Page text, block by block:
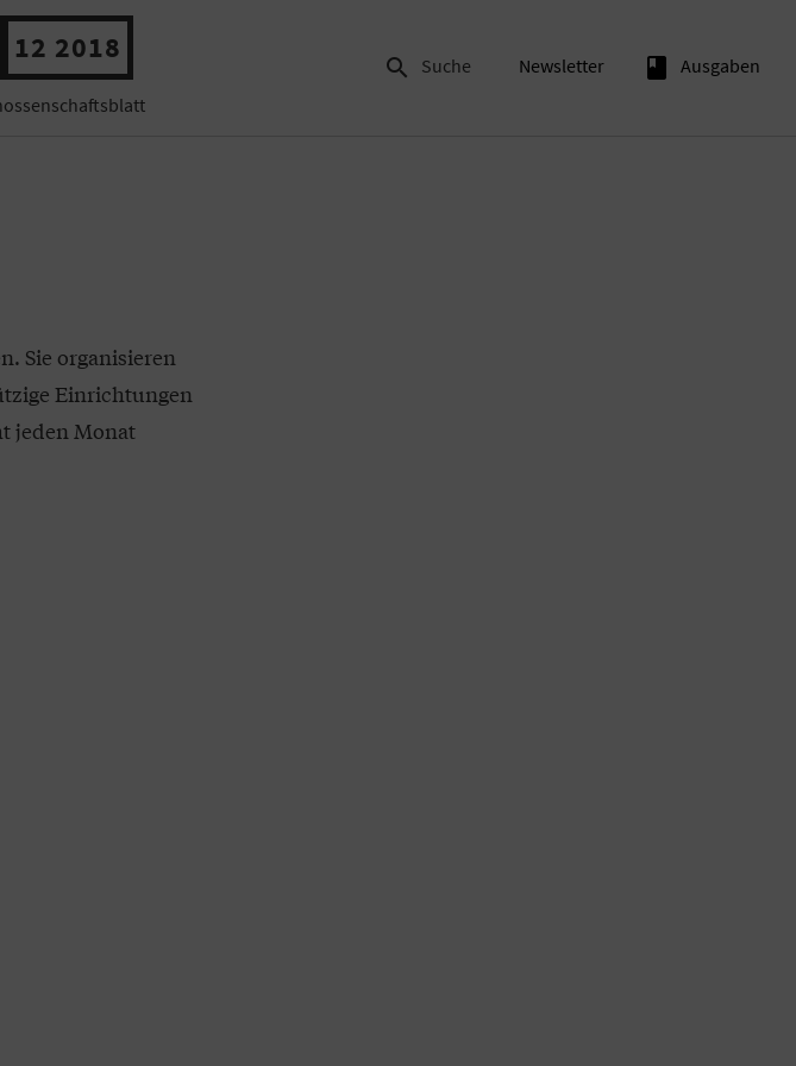
12 2018
 Suche Newsletter book Ausgaben
Sie organisieren
Einrichtungen
jeden Monat